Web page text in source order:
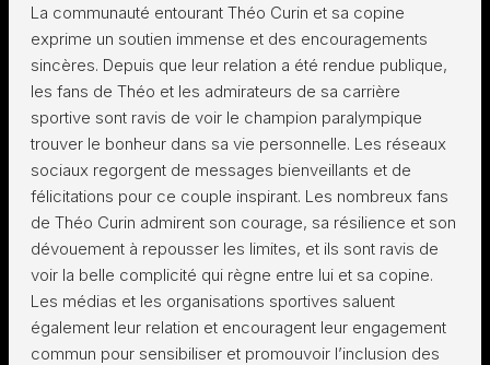
La communauté entourant Théo Curin et sa copine
exprime un soutien immense et des encouragements
sincères. Depuis que leur relation a été rendue publique,
les fans de Théo et les admirateurs de sa carrière
sportive sont ravis de voir le champion paralympique
trouver le bonheur dans sa vie personnelle. Les réseaux
sociaux regorgent de messages bienveillants et de
félicitations pour ce couple inspirant. Les nombreux fans
de Théo Curin admirent son courage, sa résilience et son
dévouement à repousser les limites, et ils sont ravis de
voir la belle complicité qui règne entre lui et sa copine.
Les médias et les organisations sportives saluent
également leur relation et encouragent leur engagement
commun pour sensibiliser et promouvoir l’inclusion des